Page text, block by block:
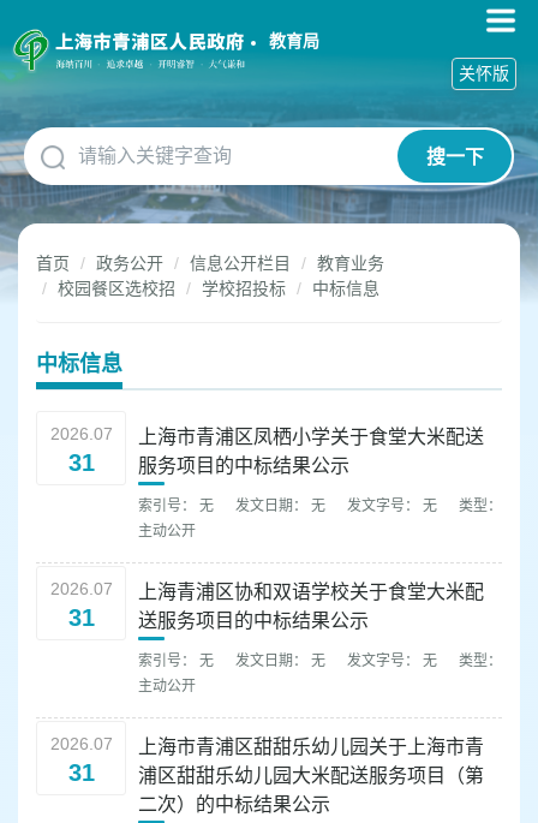
障
碍
作
说
明
跳
到
网
教育局
搜一下
关怀版
首页 政务公开 信息公开栏目
教育业务
校园餐区选校招
学校招投标 中标信息
中标信息
2026.07
31
上海市青浦区凤栖小学关于食堂大米配送
服务项目的中标结果公示
索引号： 无 发文日期： 无 发文字号： 无
类型：
主动公开
2026.07
31
上海青浦区协和双语学校关于食堂大米配
送服务项目的中标结果公示
索引号： 无 发文日期： 无 发文字号： 无
类型：
主动公开
2026.07
31
上海市青浦区甜甜乐幼儿园关于上海市青
浦区甜甜乐幼儿园大米配送服务项目（第
二次）的中标结果公示